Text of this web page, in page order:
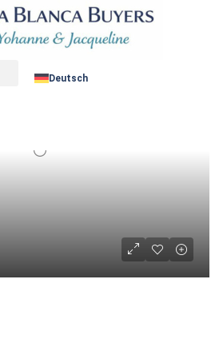
Deutsch
Sortiere nach:
WIEDERVERKAUF